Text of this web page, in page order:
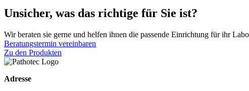
Unsicher, was das richtige für Sie ist?
Wir beraten sie gerne und helfen ihnen die passende Einrichtung für ihr
Beratungstermin vereinbaren
Zu den Produkten
Adresse